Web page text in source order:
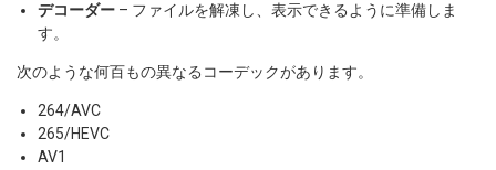
デコーダー – ファイルを解凍し、表示できるように準備しま
す。
次のような何百もの異なるコーデックがあります。
264/AVC
265/HEVC
AV1